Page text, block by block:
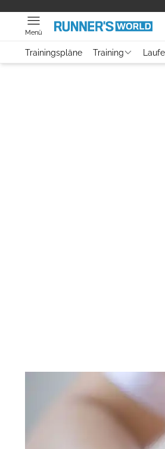
Menü
Trainingspläne Training